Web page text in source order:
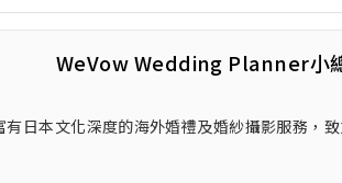
WeVow Wedding Planner小
日本文化深度的海外婚禮及婚紗攝影服務，